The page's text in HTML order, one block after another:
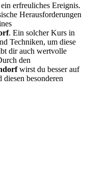
erfreuliches Ereignis.
Herausforderungen
. Ein solcher Kurs in
Techniken, um diese
dir auch wertvolle
den
wirst du besser auf
besonderen